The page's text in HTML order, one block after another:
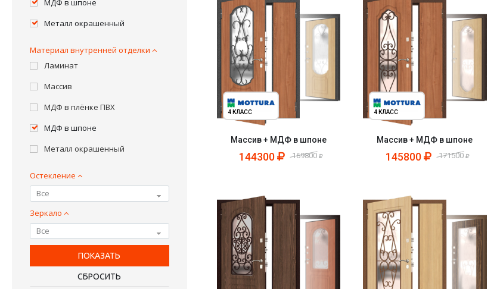
МДФ в шпоне
Металл окрашенный
Материал внутренней отделки
Ламинат
Массив
МДФ в плёнке ПВХ
МДФ в шпоне
Металл окрашенный
Остекление
Все
Зеркало
Все
4 КЛАСС
Массив + МДФ в шпоне
144300 169800
4 КЛАСС
Массив + МДФ в шпоне
145800 171500